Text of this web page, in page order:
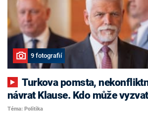
9 fotografií
Turkova pomsta, nekonfliktní Havlíček i
návrat Klause. Kdo může
Téma: Politika